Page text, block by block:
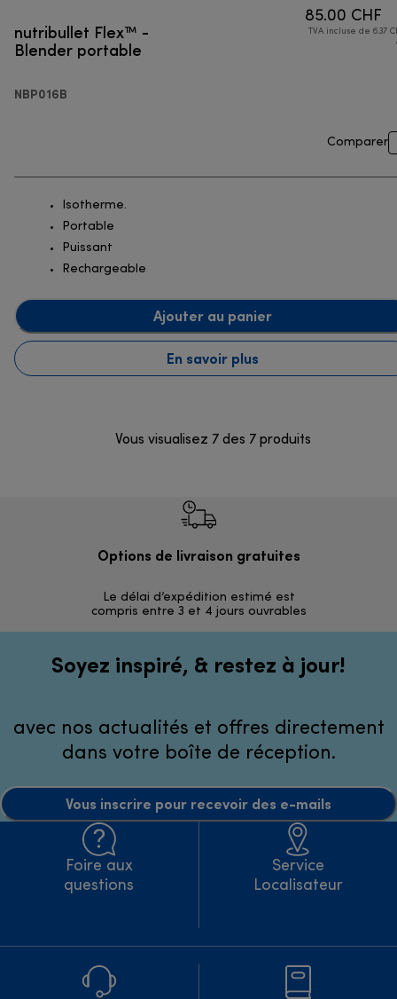
nutribullet Flex™ -
Blender portable
NBP016B
85.00 CHF
TVA incluse de 6.37
Comparer
Isotherme.
Portable
Puissant
Rechargeable
Ajouter au panier
En savoir plus
Vous visualisez 7 des 7 produits
Options de livraison gratuites
Le délai d’expédition estimé est
compris entre 3 et 4 jours ouvrables
Soyez inspiré, & restez à jour!
avec nos actualités et offres directement
dans votre boîte de réception.
Vous inscrire pour recevoir des e-mails
Foire aux
questions
Service
Localisateur